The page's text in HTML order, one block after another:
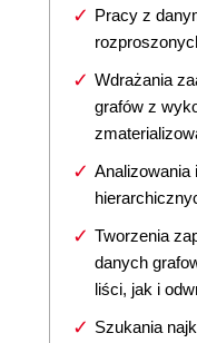
Pracy z
Wdrażania
grafów z
Analizowania
Tworzenia
danych
liści, jak i
Szukania